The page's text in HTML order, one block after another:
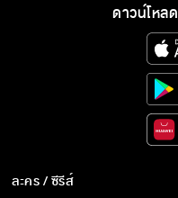
ดาวน์โหลด
ละคร / ซีรีส์